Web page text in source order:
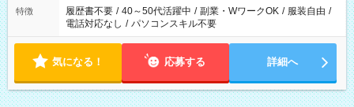
特徴 履歴書不要 / 40～50代活躍中 / 副業・WワークOK / 服装自由 /
電話対応なし / パソコンスキル不要
気になる！ 応募する 詳細へ